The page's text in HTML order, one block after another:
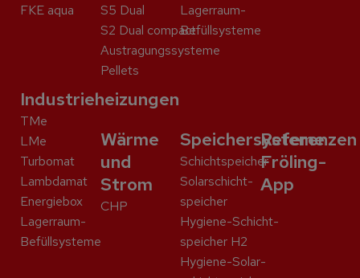
FKE aqua
S5 Dual
S2 Dual compact
Austragungssysteme
Pellets
Lagerraum-
Befüllsysteme
Industrieheizungen
TMe
LMe
Turbomat
Lambdamat
Energiebox
Lagerraum-
Befüllsysteme
Wärme
und
Strom
CHP
Speichersysteme
Schicht­speicher
Solar­schicht­
speicher
Hygiene-Schicht­
speicher H2
Hygiene-Solar­
Referenzen
Fröling-
App